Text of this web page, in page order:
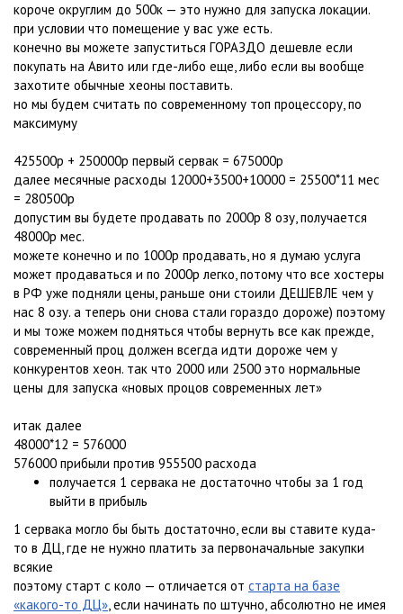
короче округлим до 500к — это нужно для запуска локации.
при условии что помещение у вас уже есть.
конечно вы можете запуститься ГОРАЗДО дешевле если
покупать на Авито или где-либо еще, либо если вы вообще
захотите обычные хеоны поставить.
но мы будем считать по современному топ процессору, по
максимуму
425500р + 250000р первый сервак = 675000р
далее месячные расходы 12000+3500+10000 = 25500*11 мес
= 280500р
допустим вы будете продавать по 2000р 8 озу, получается
48000р мес.
можете конечно и по 1000р продавать, но я думаю услуга
может продаваться и по 2000р легко, потому что все хостеры
в РФ уже подняли цены, раньше они стоили ДЕШЕВЛЕ чем у
нас 8 озу. а теперь они снова стали гораздо дороже) поэтому
и мы тоже можем подняться чтобы вернуть все как прежде,
современный проц должен всегда идти дороже чем у
конкурентов хеон. так что 2000 или 2500 это нормальные
цены для запуска «новых процов современных лет»
итак далее
48000*12 = 576000
576000 прибыли против 955500 расхода
получается 1 сервака не достаточно чтобы за 1 год
выйти в прибыль
1 сервака могло бы быть достаточно, если вы ставите куда-
то в ДЦ, где не нужно платить за первоначальные закупки
всякие
поэтому старт с коло — отличается от старта на базе
«какого-то ДЦ», если начинать по штучно, абсолютно не имея